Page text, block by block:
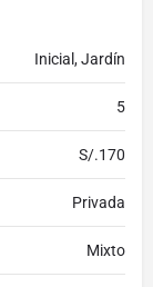
Inicial, Jardín
5
S/.170
Privada
Mixto